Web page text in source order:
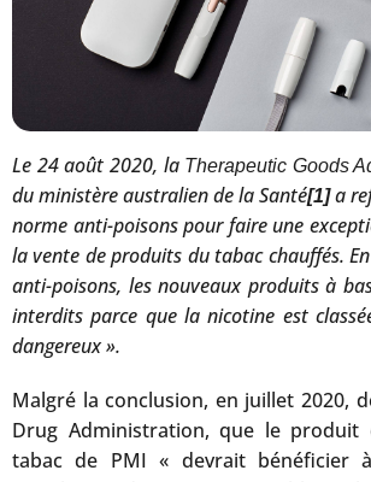
Le 24 août 2020, la Therapeutic Goods
du ministère australien de la Santé[1]a
norme anti-poisons pour faire une
la vente de produits du tabac chauffés.
anti-poisons, les nouveaux produits à
interdits parce que la nicotine est
dangereux ».
Malgré la conclusion, en juillet 2020,
Drug Administration, que le produit
tabac de PMI « devrait bénéficier